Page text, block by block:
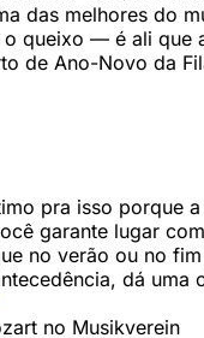
das melhores do
queixo — é ali que
de Ano-Novo da
pra isso porque
garante lugar
no verão ou no
dá uma